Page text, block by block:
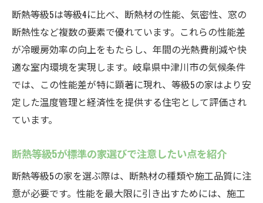
断熱等級5は等級4に比べ、断熱材の性能、気密性、窓の
断熱性など複数の要素で優れています。これらの性能差
が冷暖房効率の向上をもたらし、年間の光熱費削減や快
適な室内環境を実現します。岐阜県中津川市の気候条件
では、この性能差が特に顕著に現れ、等級5の家はより安
定した温度管理と経済性を提供する住宅として評価され
ています。
断熱等級5が標準の家選びで注意したい点を紹介
断熱等級5の家を選ぶ際は、断熱材の種類や施工品質に注
意が必要です。性能を最大限に引き出すためには、施工